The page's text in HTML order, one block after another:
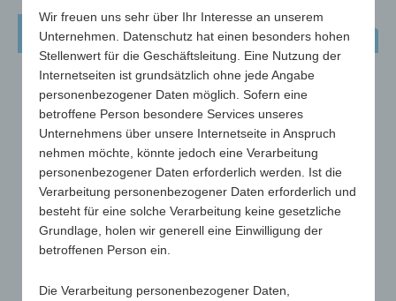
Schieblehre Camorra
Wir freuen uns sehr über Ihr Interesse an unserem
Unternehmen. Datenschutz hat einen besonders hohen
Stellenwert für die Geschäftsleitung. Eine Nutzung der
Internetseiten ist grundsätzlich ohne jede Angabe
personenbezogener Daten möglich. Sofern eine
betroffene Person besondere Services unseres
Unternehmens über unsere Internetseite in Anspruch
nehmen möchte, könnte jedoch eine Verarbeitung
personenbezogener Daten erforderlich werden. Ist die
Verarbeitung personenbezogener Daten erforderlich und
besteht für eine solche Verarbeitung keine gesetzliche
Grundlage, holen wir generell eine Einwilligung der
betroffenen Person ein.
Die Verarbeitung personenbezogener Daten,